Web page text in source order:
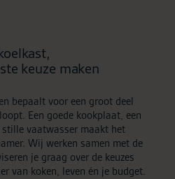
keuze maken
bepaalt voor een groot deel
Een goede kookplaat, een
vaatwasser maakt het
Wij werken samen met de
je graag over de keuzes
van koken, leven én je budget.